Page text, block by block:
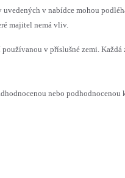
v nabídce mohou
majitel nemá vliv.
v příslušné zemi.
nebo